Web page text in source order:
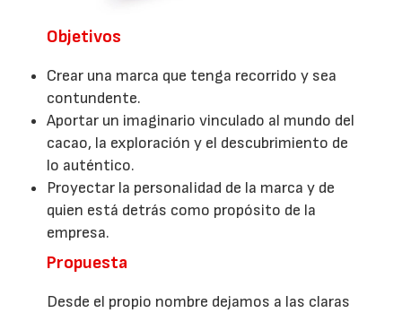
Objetivos
Crear una marca que tenga recorrido y sea
contundente.
Aportar un imaginario vinculado al mundo del
cacao, la exploración y el descubrimiento de
lo auténtico.
Proyectar la personalidad de la marca y de
quien está detrás como propósito de la
empresa.
Propuesta
Desde el propio nombre dejamos a las claras